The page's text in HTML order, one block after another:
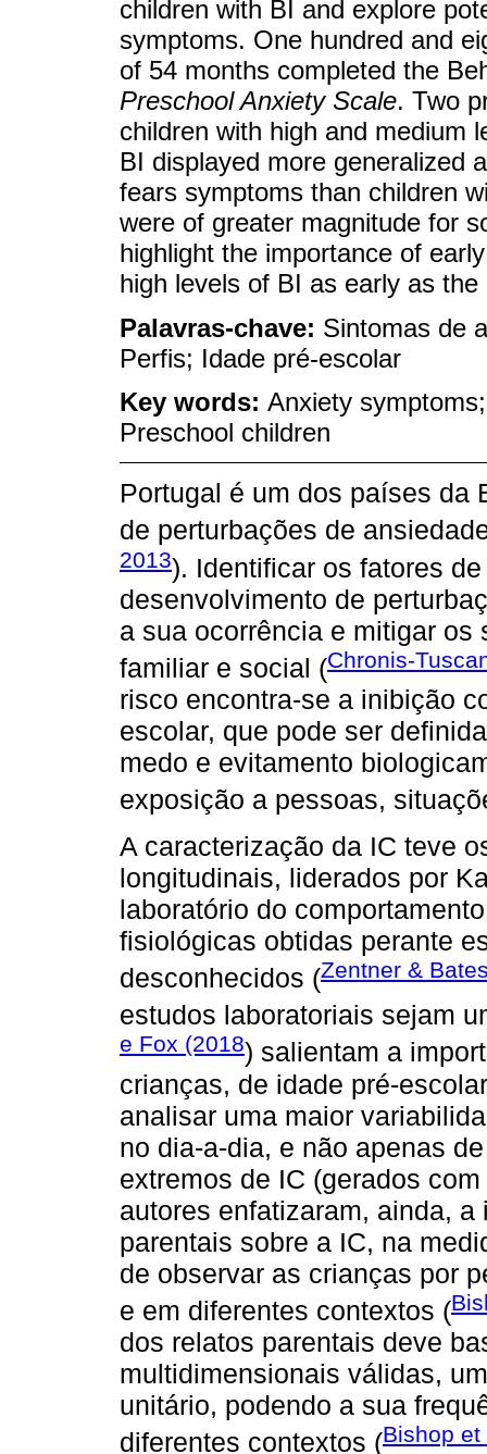
children with BI and explore
symptoms. One hundred and
of 54 months completed the
Preschool Anxiety Scale. Two
children with high and medium
BI displayed more generalized
fears symptoms than children
were of greater magnitude for
highlight the importance of
high levels of BI as early as
Palavras-chave: Sintomas de
Perfis; Idade pré-escolar
Key words: Anxiety
Preschool children
Portugal é um dos países da
de perturbações de
2013). Identificar os fatores
desenvolvimento de
a sua ocorrência e mitigar
familiar e social (Chronis-
risco encontra-se a inibição
escolar, que pode ser
medo e evitamento
exposição a pessoas,
A caracterização da IC teve
longitudinais, liderados por
laboratório do
fisiológicas obtidas perante
desconhecidos (Zentner &
estudos laboratoriais sejam
e Fox (2018) salientam a
crianças, de idade pré-
analisar uma maior
no dia-a-dia, e não apenas
extremos de IC (gerados
autores enfatizaram, ainda,
parentais sobre a IC, na
de observar as crianças por
e em diferentes contextos (
dos relatos parentais deve
multidimensionais válidas,
unitário, podendo a sua
diferentes contextos (Bishop